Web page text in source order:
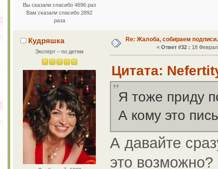
Вы сказали спасибо 4696 раз
Вам сказали спасибо 2892
раза
Кудряшка
Эксперт – по детям
Re: Жалоба, собираем подписи.
« Ответ #32 : 18
Цитата:
Я тоже приду
А кому это
А давайте
это возможно?